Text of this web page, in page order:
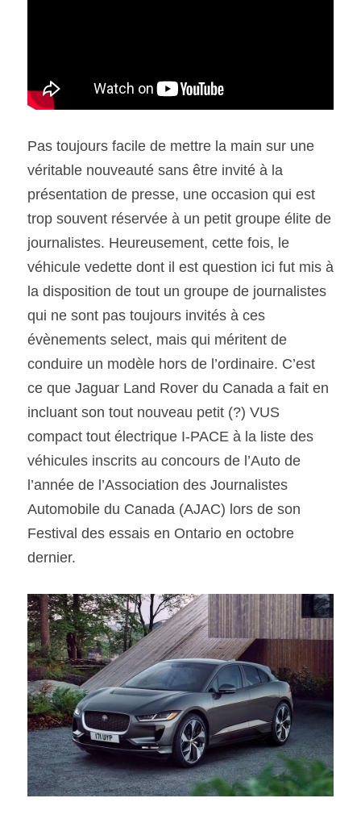
Pas toujours facile de mettre la main sur une
véritable nouveauté sans être invité à la
présentation de presse, une occasion qui est
trop souvent réservée à un petit groupe élite de
journalistes. Heureusement, cette fois, le
véhicule vedette dont il est question ici fut mis à
la disposition de tout un groupe de journalistes
qui ne sont pas toujours invités à ces
évènements select, mais qui méritent de
conduire un modèle hors de l’ordinaire. C’est
ce que Jaguar Land Rover du Canada a fait en
incluant son tout nouveau petit (?) VUS
compact tout électrique I-PACE à la liste des
véhicules inscrits au concours de l’Auto de
l’année de l’Association des Journalistes
Automobile du Canada (AJAC) lors de son
Festival des essais en Ontario en octobre
dernier.